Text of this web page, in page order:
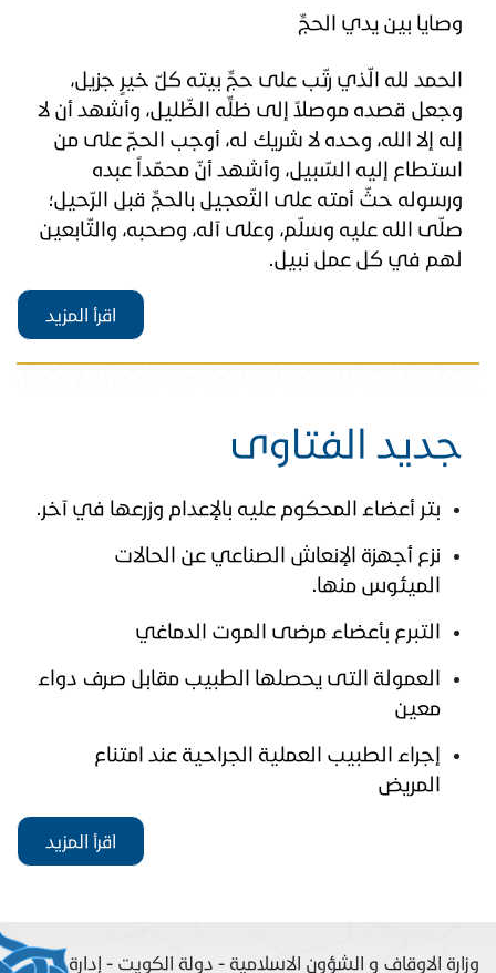
وصايا بين يدي الحجِّ
الحمد لله الّذي رتّب على حجِّ بيته كلّ خيرٍ جزيل،
وجعل قصده موصلاً إلى ظلِّه الظّليل، وأشهد أن لا
إله إلا الله، وحده لا شريك له، أوجب الحجّ على من
استطاع إليه السّبيل، وأشهد أنّ محمّداً عبده
ورسوله حثّ أمته على التّعجيل بالحجِّ قبل الرّحيل؛
صلّى الله عليه وسلّم، وعلى آله، وصحبه، والتّابعين
لهم في كل عمل نبيل.
اقرأ المزيد
جديد الفتاوى
بتر أعضاء المحكوم عليه بالإعدام وزرعها في آخر.
نزع أجهزة الإنعاش الصناعي عن الحالات
الميئوس منها.
التبرع بأعضاء مرضى الموت الدماغي
العمولة التى يحصلها الطبيب مقابل صرف دواء
معين
إجراء الطبيب العملية الجراحية عند امتناع
المريض
اقرأ المزيد
وزارة الاوقاف و الشؤون الاسلامية - دولة الكويت - إدارة